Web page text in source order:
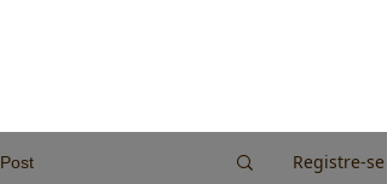
Post Registre-se